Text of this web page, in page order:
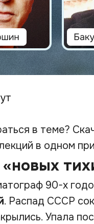
в теме?
в одном
90-х
. Распад СССР
Упала